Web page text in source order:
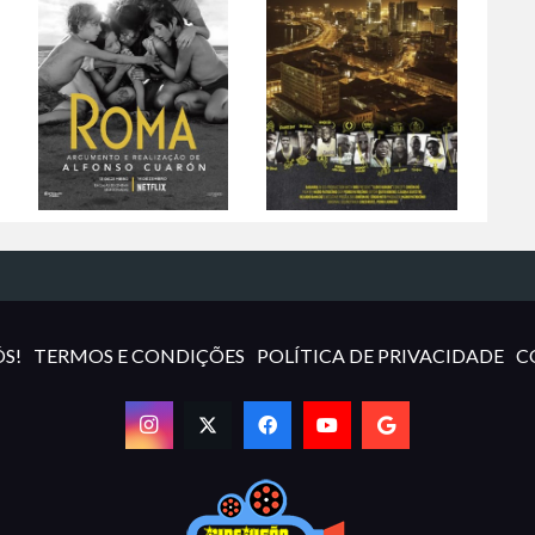
TERMOS E CONDIÇÕES POLÍTICA DE PRIVACIDADE